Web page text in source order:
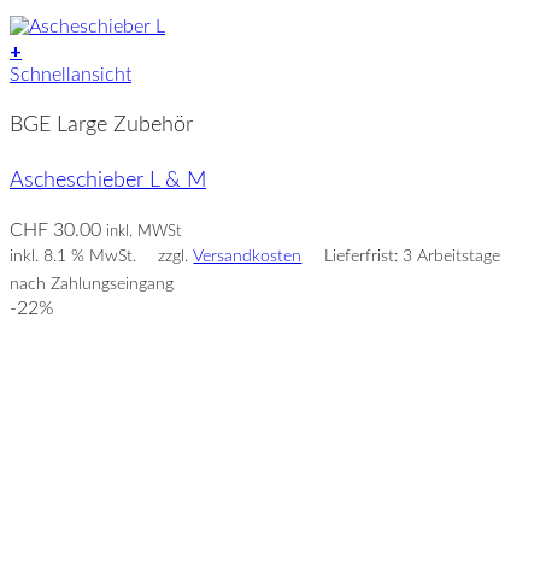
+
Schnellansicht
BGE Large Zubehör
Ascheschieber L & M
CHF 30.00 inkl. MWSt
inkl. 8.1 % MwSt. zzgl.Versandkosten
Lieferfrist: 3 Arbeitstage
nach Zahlungseingang
-22%